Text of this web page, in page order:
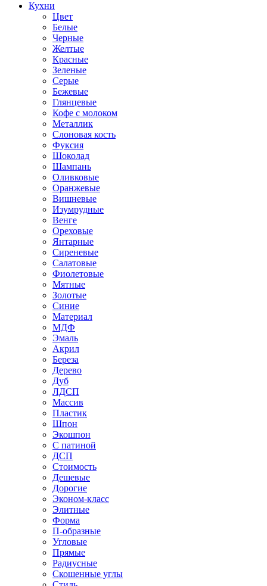
Кухни
Цвет
Белые
Черные
Желтые
Красные
Зеленые
Серые
Бежевые
Глянцевые
Кофе с молоком
Металлик
Слоновая кость
Фуксия
Шоколад
Шампань
Оливковые
Оранжевые
Вишневые
Изумрудные
Венге
Ореховые
Янтарные
Сиреневые
Салатовые
Фиолетовые
Мятные
Золотые
Синие
Материал
МДФ
Эмаль
Акрил
Береза
Дерево
Дуб
ЛДСП
Массив
Пластик
Шпон
Экошпон
С патиной
ДСП
Стоимость
Дешевые
Дорогие
Эконом-класс
Элитные
Форма
П-образные
Угловые
Прямые
Радиусные
Скошенные углы